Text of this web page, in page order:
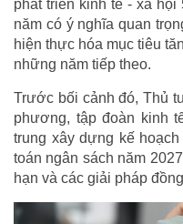
phát triển kinh tế - xã
năm có ý nghĩa quan
hiện thực hóa mục tiêu
những năm tiếp theo.
Trước bối cảnh đó, Thủ
phương, tập đoàn kinh
trung xây dựng kế
toán ngân sách năm
hạn và các giải pháp